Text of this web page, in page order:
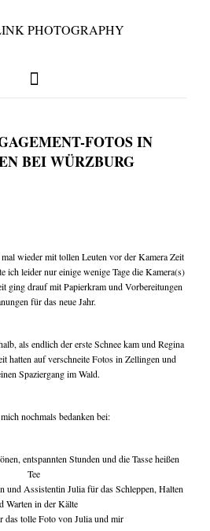
& news
my favorites
FOTOS IN
BEI WÜRZBURG
wieder mit tollen Leuten vor der Kamera Zeit
ich leider nur einige wenige Tage die Kamera(s)
ging drauf mit Papierkram und Vorbereitungen
für das neue Jahr.
als endlich der erste Schnee kam und Regina
hatten auf verschneite Fotos in Zellingen und
Spaziergang im Wald.
nochmals bedanken bei:
entspannten Stunden und die Tasse heißen
Tee
und Assistentin Julia für das Schleppen, Halten
Warten in der Kälte
das tolle Foto von Julia und mir